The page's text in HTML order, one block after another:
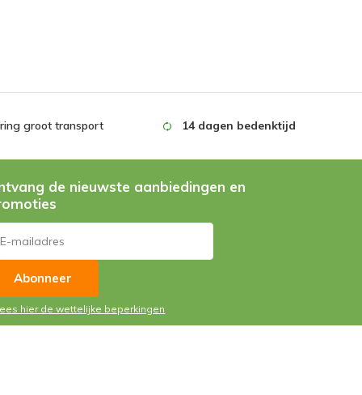
groot transport 14 dagen bedenktijd
de nieuwste aanbiedingen en
Abonneer
hier de wettelijke beperkingen